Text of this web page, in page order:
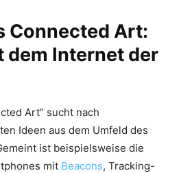
Connected Art:
dem Internet der
Art” sucht nach
Ideen aus dem Umfeld des
ist beispielsweise die
mit Beacons, Tracking-